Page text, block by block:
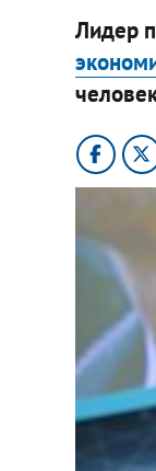
Лидер